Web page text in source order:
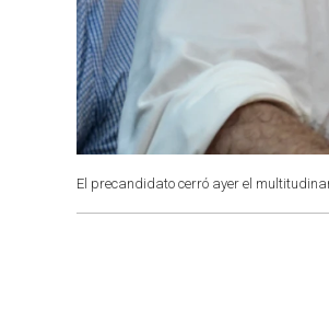
El precandidato cerró ayer el